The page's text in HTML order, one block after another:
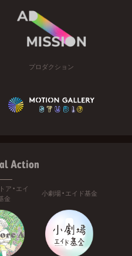
プロダクション
Action
ア・エイ
金
小劇場・エイド基金